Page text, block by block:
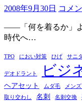
2008年9月30日 コメ
――「何を着るか」より「なぜそう振る舞うか」が問われる
時代へ…
TPO におい対策 ひげ サニ
デオドラント ビジ
ヘアセット
ムダ毛 メン
取り交わし
名刺 名刺交換